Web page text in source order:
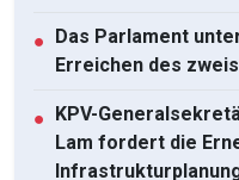
● Das Parlament
Erreichen des
● KPV-
Lam fordert die